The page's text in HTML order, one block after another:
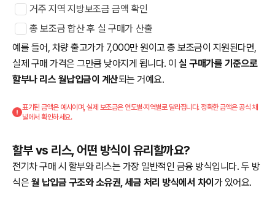
거주 지역 지방보조금 금액 확인
총 보조금 합산 후 실 구매가 산출
예를 들어, 차량 출고가가 7,000만 원이고 총 보조금이 지원된다면,
실제 구매 가격은 그만큼 낮아지게 됩니다. 이 실 구매가를 기준으로
할부나 리스 월납입금이 계산되는 거예요.
표기된 금액은 예시이며, 실제 보조금은 연도별·지역별로 달라집니다. 정확한 금액은 공식 채
널에서 확인하세요.
할부 vs 리스, 어떤 방식이 유리할까요?
전기차 구매 시 할부와 리스는 가장 일반적인 금융 방식입니다. 두 방
식은 월 납입금 구조와 소유권, 세금 처리 방식에서 차이 가 있어요.